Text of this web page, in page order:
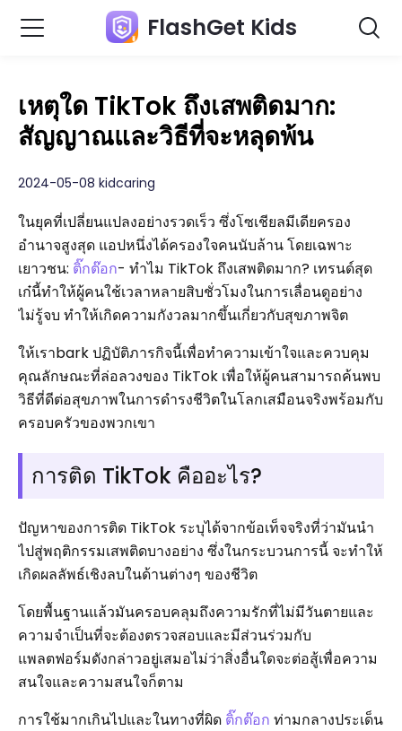
FlashGet Kids
เหตุใด TikTok ถึงเสพติดมาก:
สัญญาณและวิธีที่จะหลุดพ้น
2024-05-08 kidcaring
ในยุคที่เปลี่ยนแปลงอย่างรวดเร็ว ซึ่งโซเชียลมีเดียครอง
อำนาจสูงสุด แอปหนึ่งได้ครองใจคนนับล้าน โดยเฉพาะ
เยาวชน: ติ๊กต๊อก- ทำไม TikTok ถึงเสพติดมาก? เทรนด์สุด
เก๋นี้ทำให้ผู้คนใช้เวลาหลายสิบชั่วโมงในการเลื่อนดูอย่าง
ไม่รู้จบ ทำให้เกิดความกังวลมากขึ้นเกี่ยวกับสุขภาพจิต
ให้เราbark ปฏิบัติภารกิจนี้เพื่อทำความเข้าใจและควบคุม
คุณลักษณะที่ล่อลวงของ TikTok เพื่อให้ผู้คนสามารถค้นพบ
วิธีที่ดีต่อสุขภาพในการดำรงชีวิตในโลกเสมือนจริงพร้อมกับ
ครอบครัวของพวกเขา
การติด TikTok คืออะไร?
ปัญหาของการติด TikTok ระบุได้จากข้อเท็จจริงที่ว่ามันนำ
ไปสู่พฤติกรรมเสพติดบางอย่าง ซึ่งในกระบวนการนี้ จะทำให้
เกิดผลลัพธ์เชิงลบในด้านต่างๆ ของชีวิต
โดยพื้นฐานแล้วมันครอบคลุมถึงความรักที่ไม่มีวันตายและ
ความจำเป็นที่จะต้องตรวจสอบและมีส่วนร่วมกับ
แพลตฟอร์มดังกล่าวอยู่เสมอไม่ว่าสิ่งอื่นใดจะต่อสู้เพื่อความ
สนใจและความสนใจก็ตาม
การใช้มากเกินไปและในทางที่ผิด ติ๊กต๊อก ท่ามกลางประเด็น